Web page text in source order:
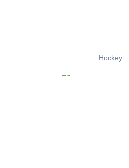
Hockey